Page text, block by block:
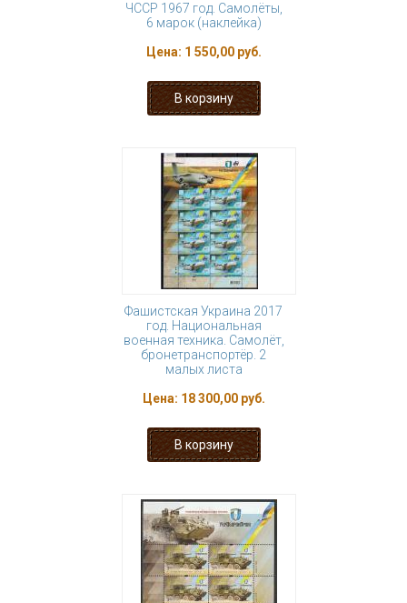
ЧССР 1967 год. Самолёты,
6 марок (наклейка)
Цена: 1 550,00 руб.
Фашистская Украина 2017
год. Национальная
военная техника. Самолёт,
бронетранспортёр. 2
малых листа
Цена: 18 300,00 руб.